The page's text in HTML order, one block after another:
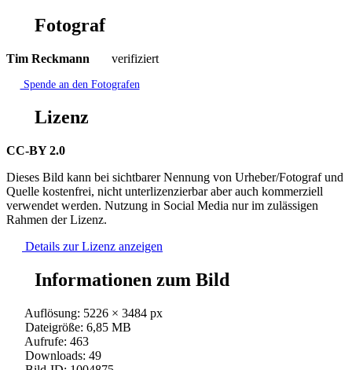
Fotograf
Tim Reckmann verifiziert
Spende an den Fotografen
Lizenz
CC-BY 2.0
Dieses Bild kann bei sichtbarer Nennung von Urheber/Fotograf und
Quelle kostenfrei, nicht unterlizenzierbar aber auch kommerziell
verwendet werden. Nutzung in Social Media nur im zulässigen
Rahmen der Lizenz.
Details zur Lizenz anzeigen
Informationen zum Bild
Auflösung: 5226 × 3484 px
Dateigröße: 6,85 MB
Aufrufe: 463
Downloads: 49